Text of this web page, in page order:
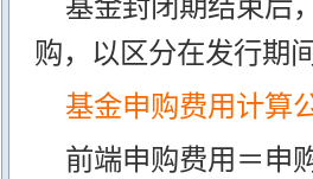
基金封闭期结束后
购，以区分在发行期
基金申购费用计算
前端申购费用＝申